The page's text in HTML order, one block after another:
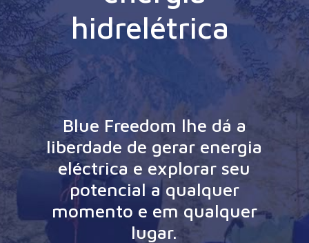
hidrelétrica
Blue Freedom lhe dá a
liberdade de gerar energia
eléctrica e explorar seu
potencial a qualquer
momento e em qualquer
lugar.